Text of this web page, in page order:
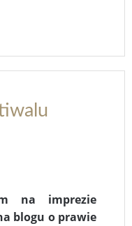
na imprezie
blogu o prawie